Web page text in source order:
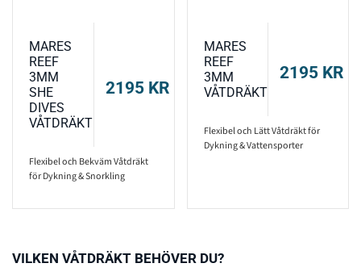
MARES
REEF
3MM
SHE
DIVES
VÅTDRÄKT
2195 KR
Flexibel och Bekväm Våtdräkt
för Dykning & Snorkling
MARES
REEF
3MM
VÅTDRÄKT
2195 KR
Flexibel och Lätt Våtdräkt för
Dykning & Vattensporter
VILKEN VÅTDRÄKT BEHÖVER DU?